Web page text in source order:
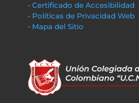
• Certificado de Accesibilidad
• Políticas de Privacidad Web
• Mapa del Sitio